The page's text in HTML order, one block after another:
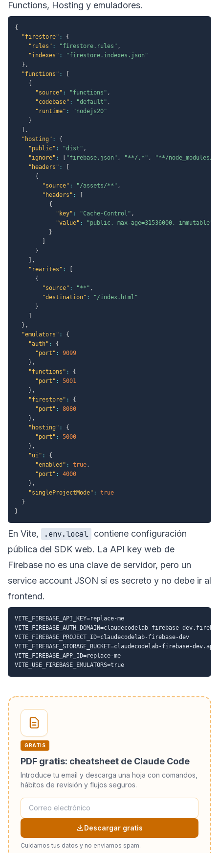
Functions, Hosting y emuladores.
{
"firestore" :
{
"rules" : "firestore.rules" ,
"indexes" :
"firestore.indexes.json"
} ,
"functions" :
{
"source" : "functions" ,
"codebase" : "default" ,
"runtime" :
"nodejs20"
}
,
"hosting" :
{
"public" : "dist" ,
"ignore" : "firebase.json" , "**/.*" ,
"**/node_modules/
"headers" :
{
"source" : "/assets/**" ,
"headers" :
{
"key" : "Cache-Control" ,
"value" :
"public, max-age=31536000, immutable"
}
}
,
"rewrites" :
{
"source" : "**" ,
"destination" :
"/index.html"
}
} ,
"emulators" :
{
"auth" :
{
"port" :
9099
} ,
"functions" :
{
"port" :
5001
} ,
"firestore" :
{
"port" :
8080
} ,
"hosting" :
{
"port" :
5000
} ,
"ui" :
{
"enabled" : true,
"port" :
4000
} ,
"singleProjectMode" :
true
}
}
En Vite, .env.local
contiene configuración
pública del SDK web. La API key web de
Firebase no es una clave de servidor, pero un
service account JSON sí es secreto y no debe ir al
frontend.
VITE_FIREBASE_API_KEY=replace-me
VITE_FIREBASE_AUTH_DOMAIN=claudecodelab-firebase-
VITE_FIREBASE_PROJECT_ID=claudecodelab-firebase-dev
VITE_FIREBASE_STORAGE_BUCKET=claudecodelab-firebase-
VITE_FIREBASE_APP_ID=replace-me
GRATIS
PDF gratis: cheatsheet de Claude Code
Introduce tu email y descarga una hoja con comandos,
hábitos de revisión y flujos seguros.
Descargar gratis
Cuidamos tus datos y no enviamos spam.